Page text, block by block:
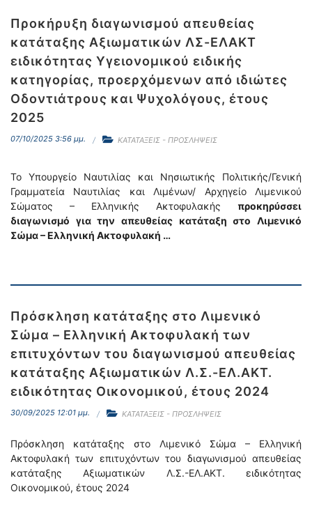
Προκήρυξη διαγωνισμού απευθείας
κατάταξης Αξιωματικών ΛΣ-ΕΛΑΚΤ
ειδικότητας Υγειονομικού ειδικής
κατηγορίας, προερχόμενων από ιδιώτες
Οδοντιάτρους και Ψυχολόγους, έτους
2025
07/10/2025 3:56 μμ. ΚΑΤΑΤΑΞΕΙΣ - ΠΡΟΣΛΗΨΕΙΣ
Το Υπουργείο Ναυτιλίας και Νησιωτικής Πολιτικής/Γενική
Γραμματεία Ναυτιλίας και Λιμένων/ Αρχηγείο Λιμενικού
Σώματος – Ελληνικής Ακτοφυλακής προκηρύσσει
διαγωνισμό για την απευθείας κατάταξη στο Λιμενικό
Σώμα – Ελληνική Ακτοφυλακή …
Πρόσκληση κατάταξης στο Λιμενικό
Σώμα – Ελληνική Ακτοφυλακή των
επιτυχόντων του διαγωνισμού απευθείας
κατάταξης Αξιωματικών Λ.Σ.-ΕΛ.ΑΚΤ.
ειδικότητας Οικονομικού, έτους 2024
30/09/2025 12:01 μμ. ΚΑΤΑΤΑΞΕΙΣ - ΠΡΟΣΛΗΨΕΙΣ
Πρόσκληση κατάταξης στο Λιμενικό Σώμα – Ελληνική
Ακτοφυλακή των επιτυχόντων του διαγωνισμού απευθείας
κατάταξης Αξιωματικών Λ.Σ.-ΕΛ.ΑΚΤ. ειδικότητας
Οικονομικού, έτους 2024